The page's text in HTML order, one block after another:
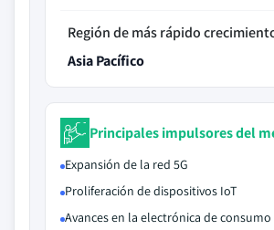
Región de más rápido
Asia Pacífico
Principales impulsores del
Expansión de la red 5G
Proliferación de dispositivos IoT
Avances en la electrónica de consumo